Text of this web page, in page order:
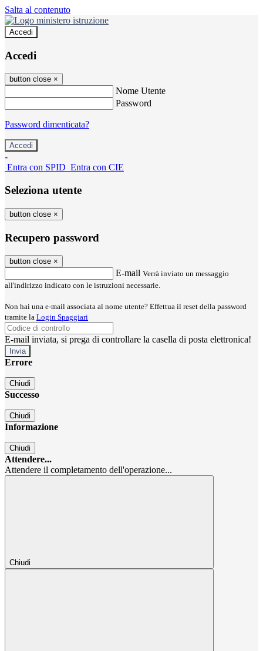
Salta al contenuto
Accedi
Accedi
button close ×
Nome Utente
Password
Password dimenticata?
-
Entra con SPID Entra con CIE
Seleziona utente
button close ×
Recupero password
button close ×
E-mail Verrà inviato un messaggio
all'indirizzo indicato con le istruzioni necessarie.
Non hai una e-mail associata al nome utente? Effettua il reset della password
tramite la Login Spaggiari
E-mail inviata, si prega di controllare la casella di posta elettronica!
Errore
Chiudi
Successo
Chiudi
Informazione
Chiudi
Attendere...
Attendere il completamento dell'operazione...
Chiudi